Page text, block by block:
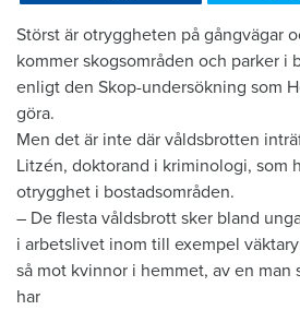
Störst är otryggheten på gångvägar
kommer skogsområden och parker i
enligt den Skop-undersökning som
göra.
Men det är inte där våldsbrotten
Litzén, doktorand i kriminologi, som
otrygghet i bostadsområden.
– De flesta våldsbrott sker bland
i arbetslivet inom till exempel
så mot kvinnor i hemmet, av en man
har